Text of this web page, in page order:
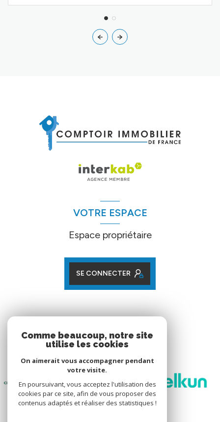
VOTRE ESPACE
Espace propriétaire
SE CONNECTER
Nos partenaires
Comme beaucoup, notre site
utilise les cookies
On aimerait vous accompagner pendant
votre visite.
En poursuivant, vous acceptez l'utilisation des
cookies par ce site, afin de vous proposer des
contenus adaptés et réaliser des statistiques !